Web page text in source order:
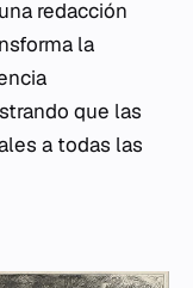
redacción
la
que las
a todas las